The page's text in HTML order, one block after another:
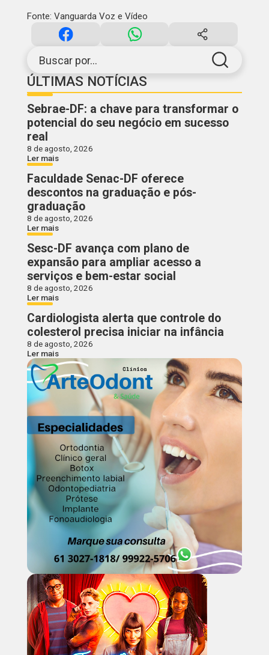
Buscar por...
ÚLTIMAS NOTÍCIAS
Sebrae-DF: a chave para transformar o
potencial do seu negócio em sucesso
real
8 de agosto, 2026
Ler mais
Faculdade Senac-DF oferece
descontos na graduação e pós-
graduação
8 de agosto, 2026
Ler mais
Sesc-DF avança com plano de
expansão para ampliar acesso a
serviços e bem-estar social
8 de agosto, 2026
Ler mais
Cardiologista alerta que controle do
colesterol precisa iniciar na infância
8 de agosto, 2026
Ler mais
Fonte: Vanguarda Voz e Vídeo